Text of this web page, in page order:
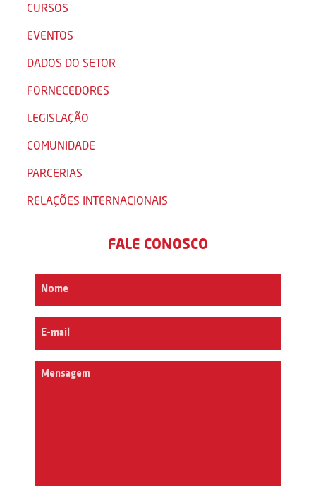
CURSOS
EVENTOS
DADOS DO SETOR
FORNECEDORES
LEGISLAÇÃO
COMUNIDADE
PARCERIAS
RELAÇÕES INTERNACIONAIS
FALE CONOSCO